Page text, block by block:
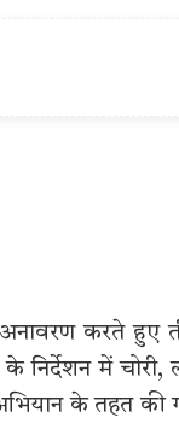
करते हुए
निर्देशन में चोरी,
के तहत की